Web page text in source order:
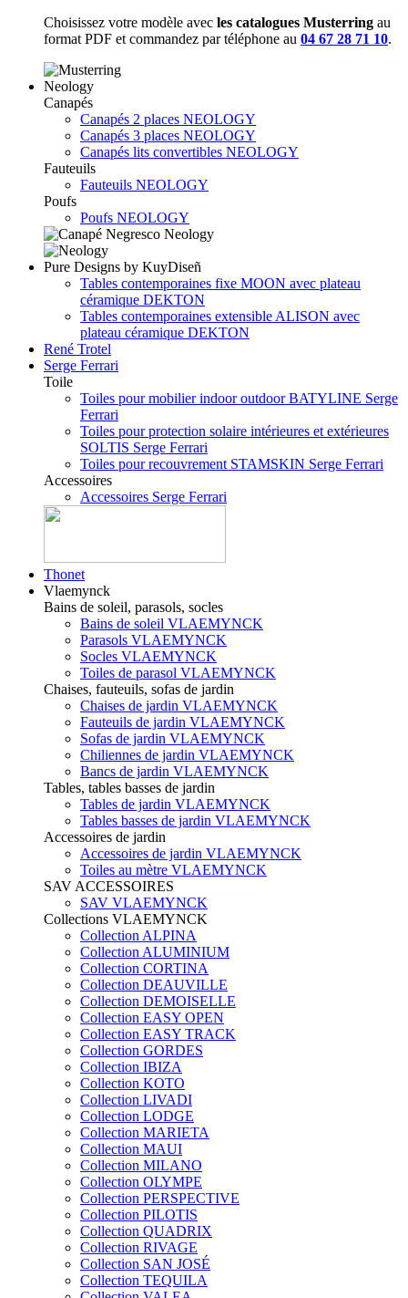
Choisissez votre modèle avec les catalogues Musterring au
format PDF et commandez par téléphone au 04 67 28 71 10.
Neology
Canapés
Canapés 2 places NEOLOGY
Canapés 3 places NEOLOGY
Canapés lits convertibles NEOLOGY
Fauteuils
Fauteuils NEOLOGY
Poufs
Poufs NEOLOGY
Pure Designs by KuyDiseñ
Tables contemporaines fixe MOON avec plateau
céramique DEKTON
Tables contemporaines extensible ALISON avec
plateau céramique DEKTON
René Trotel
Serge Ferrari
Toile
Toiles pour mobilier indoor outdoor BATYLINE Serge
Ferrari
Toiles pour protection solaire intérieures et extérieures
SOLTIS Serge Ferrari
Toiles pour recouvrement STAMSKIN Serge Ferrari
Accessoires
Accessoires Serge Ferrari
Thonet
Vlaemynck
Bains de soleil, parasols, socles
Bains de soleil VLAEMYNCK
Parasols VLAEMYNCK
Socles VLAEMYNCK
Toiles de parasol VLAEMYNCK
Chaises, fauteuils, sofas de jardin
Chaises de jardin VLAEMYNCK
Fauteuils de jardin VLAEMYNCK
Sofas de jardin VLAEMYNCK
Chiliennes de jardin VLAEMYNCK
Bancs de jardin VLAEMYNCK
Tables, tables basses de jardin
Tables de jardin VLAEMYNCK
Tables basses de jardin VLAEMYNCK
Accessoires de jardin
Accessoires de jardin VLAEMYNCK
Toiles au mètre VLAEMYNCK
SAV ACCESSOIRES
SAV VLAEMYNCK
Collections VLAEMYNCK
Collection ALPINA
Collection ALUMINIUM
Collection CORTINA
Collection DEAUVILLE
Collection DEMOISELLE
Collection EASY OPEN
Collection EASY TRACK
Collection GORDES
Collection IBIZA
Collection KOTO
Collection LIVADI
Collection LODGE
Collection MARIETA
Collection MAUI
Collection MILANO
Collection OLYMPE
Collection PERSPECTIVE
Collection PILOTIS
Collection QUADRIX
Collection RIVAGE
Collection SAN JOSÉ
Collection TEQUILA